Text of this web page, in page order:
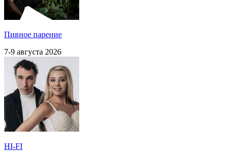
Пивное парение
7-9 августа 2026
HI-FI